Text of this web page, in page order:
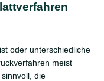
oder unterschiedliche
meist
die